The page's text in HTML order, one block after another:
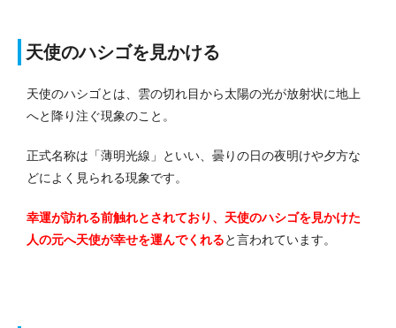
天使のハシゴを見かける
天使のハシゴとは、雲の切れ目から太陽の光が放射状に地上
へと降り注ぐ現象のこと。
正式名称は「薄明光線」といい、曇りの日の夜明けや夕方な
どによく見られる現象です。
幸運が訪れる前触れとされており、天使のハシゴを見かけた
人の元へ天使が幸せを運んでくれると言われています。